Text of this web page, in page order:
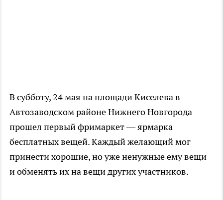
В субботу, 24 мая на площади Киселева в
Автозаводском районе Нижнего Новгорода
прошел первый фримаркет — ярмарка
бесплатных вещей. Каждый желающий мог
принести хорошие, но уже ненужные ему вещи
и обменять их на вещи других участников.